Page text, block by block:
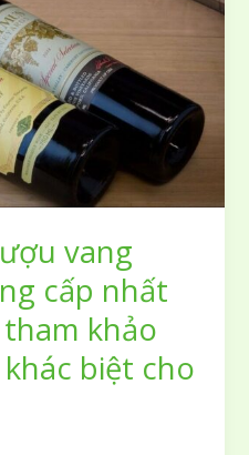
vang
cấp nhất
khảo
biệt cho